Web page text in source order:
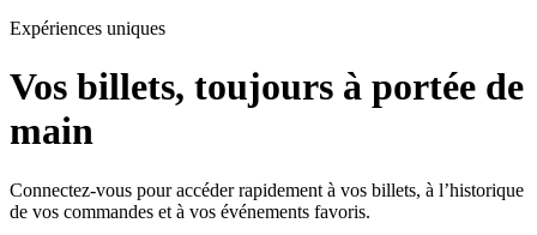
Expériences uniques
Vos billets, toujours à portée de
main
Connectez-vous pour accéder rapidement à vos billets, à l’historique
de vos commandes et à vos événements favoris.